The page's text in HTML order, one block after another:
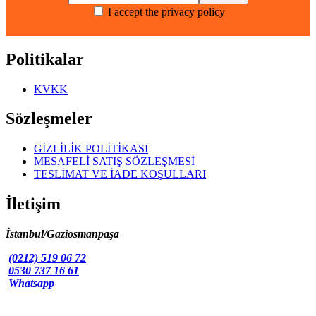
varyasyonu
sayfasından
seçilebilir
I accept the privacy policy
Politikalar
KVKK
Sözleşmeler
GİZLİLİK POLİTİKASI
MESAFELİ SATIŞ SÖZLEŞMESİ
TESLİMAT VE İADE KOŞULLARI
İletişim
İstanbul/Gaziosmanpaşa
(0212) 519 06 72
0530 737 16 61
Whatsapp